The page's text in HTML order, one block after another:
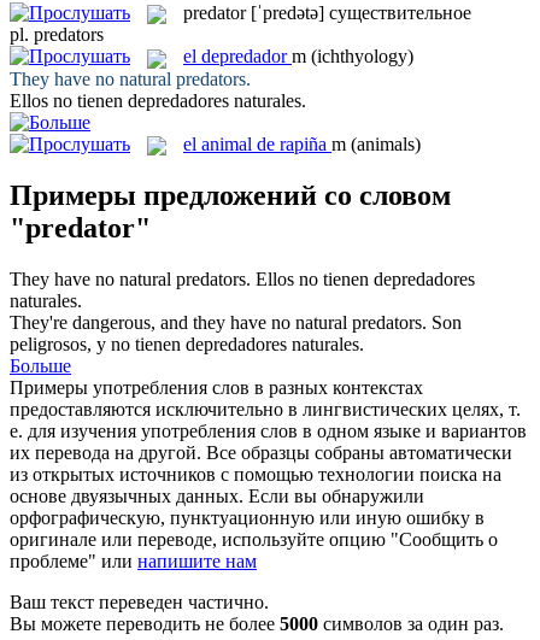
predator [ˈpredətə] существительное
pl. predators
el depredador m (ichthyology)
They have no natural predators.
Ellos no tienen depredadores naturales.
el animal de rapiña m (animals)
Примеры предложений со словом
"predator"
They have no natural predators. Ellos no tienen depredadores
naturales.
They're dangerous, and they have no natural predators. Son
peligrosos, y no tienen depredadores naturales.
Больше
Примеры употребления слов в разных контекстах
предоставляются исключительно в лингвистических целях, т.
е. для изучения употребления слов в одном языке и вариантов
их перевода на другой. Все образцы собраны автоматически
из открытых источников с помощью технологии поиска на
основе двуязычных данных. Если вы обнаружили
орфографическую, пунктуационную или иную ошибку в
оригинале или переводе, используйте опцию "Сообщить о
проблеме" или напишите нам
Ваш текст переведен частично.
Вы можете переводить не более 5000 символов за один раз.